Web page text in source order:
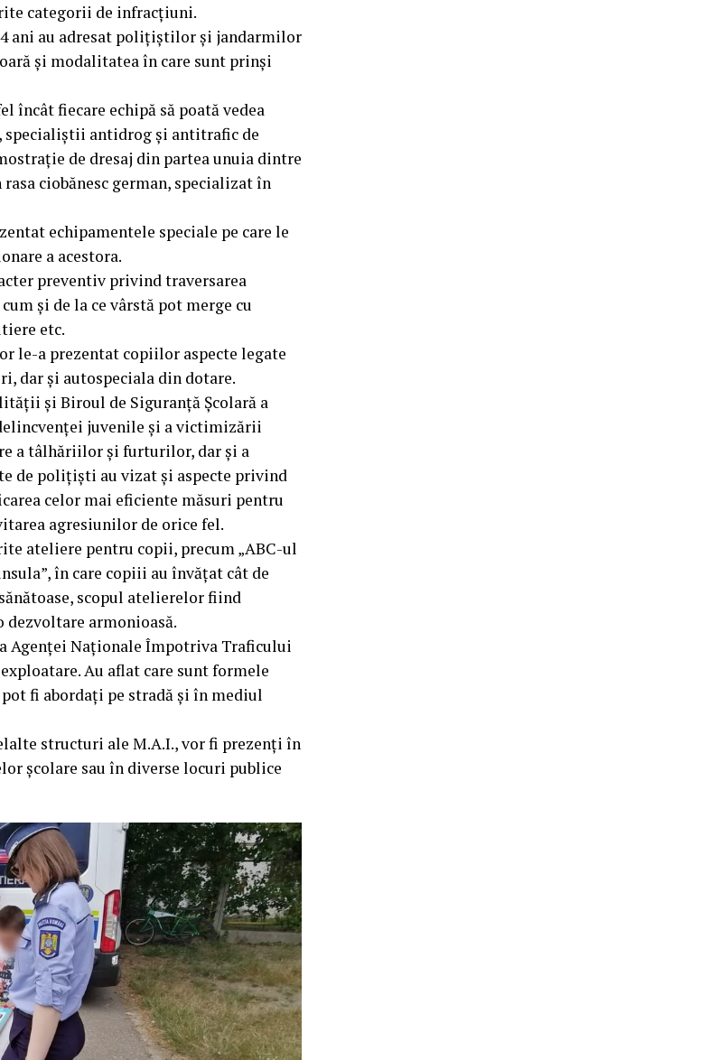
categorii de infracțiuni.
ani au adresat poliţiştilor și jandarmilor
şi modalitatea în care sunt prinşi
fiecare echipă să poată vedea
antidrog și antitrafic de
de dresaj din partea unuia dintre
ciobănesc german, specializat în
echipamentele speciale pe care le
a acestora.
preventiv privind traversarea
şi de la ce vârstă pot merge cu
etc.
le-a prezentat copiilor aspecte legate
dar și autospeciala din dotare.
și Biroul de Siguranță Școlară a
juvenile şi a victimizării
a tâlhăriilor și furturilor, dar și a
de polițiști au vizat și aspecte privind
celor mai eficiente măsuri pentru
agresiunilor de orice fel.
ateliere pentru copii, precum „ABC-ul
în care copiii au învățat cât de
scopul atelierelor fiind
dezvoltare armonioasă.
Agenței Naționale Împotriva Traficului
Au aflat care sunt formele
fi abordați pe stradă și în mediul
structuri ale M.A.I., vor fi prezenți în
școlare sau în diverse locuri publice